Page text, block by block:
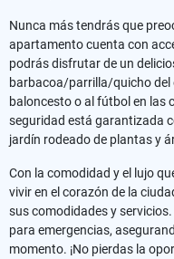
Nunca más tendrás que
apartamento cuenta con
podrás disfrutar de un
barbacoa/parrilla/quicho del
baloncesto o al fútbol en las
seguridad está garantizada
jardín rodeado de plantas y
Con la comodidad y el lujo
vivir en el corazón de la
sus comodidades y
para emergencias,
momento. ¡No pierdas la